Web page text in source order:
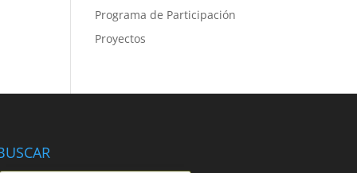
Programa de Participación
Proyectos